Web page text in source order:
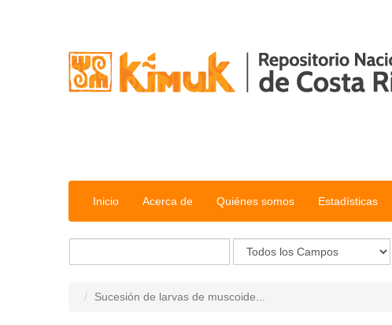
Inicio Acerca de Quiénes somos Estadísticas
Sucesión de larvas de muscoide...